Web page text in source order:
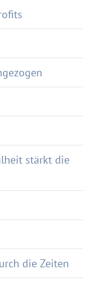
stärkt die
die Zeiten